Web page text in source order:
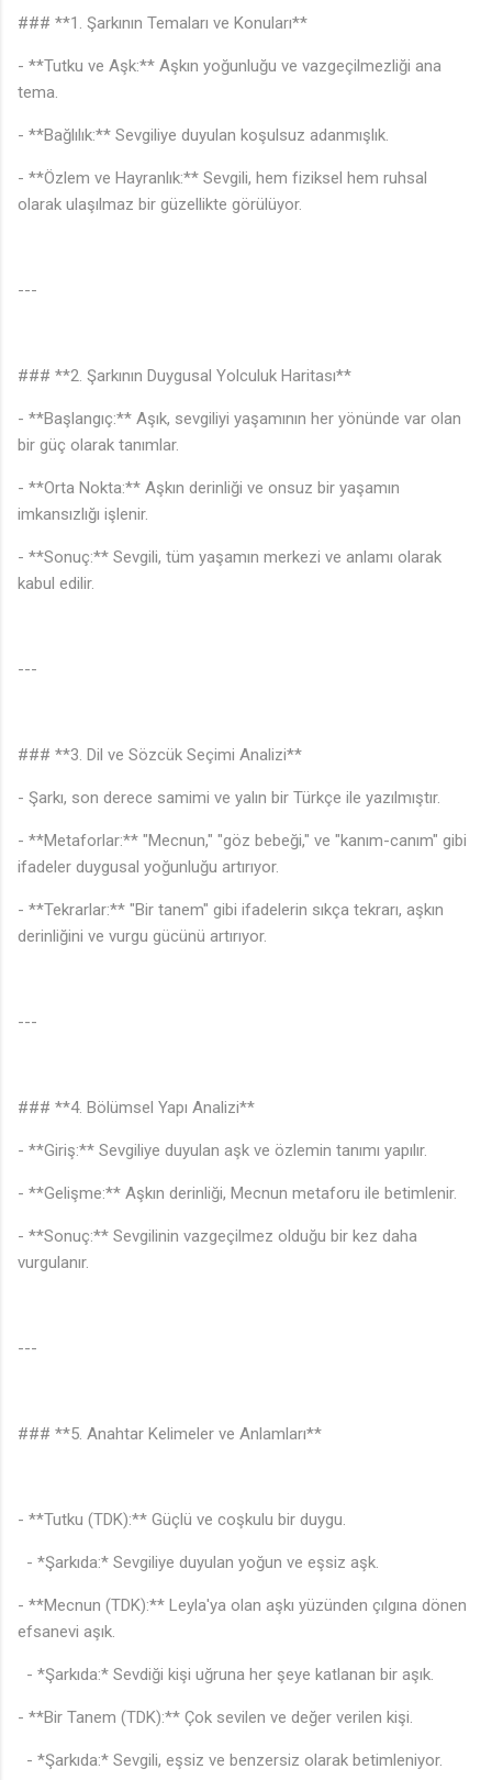
### **1. Şarkının Temaları ve Konuları**
- **Tutku ve Aşk:** Aşkın yoğunluğu ve vazgeçilmezliği ana
tema.
- **Bağlılık:** Sevgiliye duyulan koşulsuz adanmışlık.
- **Özlem ve Hayranlık:** Sevgili, hem fiziksel hem ruhsal
olarak ulaşılmaz bir güzellikte görülüyor.
---
### **2. Şarkının Duygusal Yolculuk Haritası**
- **Başlangıç:** Aşık, sevgiliyi yaşamının her yönünde var olan
bir güç olarak tanımlar.
- **Orta Nokta:** Aşkın derinliği ve onsuz bir yaşamın
imkansızlığı işlenir.
- **Sonuç:** Sevgili, tüm yaşamın merkezi ve anlamı olarak
kabul edilir.
---
### **3. Dil ve Sözcük Seçimi Analizi**
- Şarkı, son derece samimi ve yalın bir Türkçe ile yazılmıştır.
- **Metaforlar:** "Mecnun," "göz bebeği," ve "kanım-canım" gibi
ifadeler duygusal yoğunluğu artırıyor.
- **Tekrarlar:** "Bir tanem" gibi ifadelerin sıkça tekrarı, aşkın
derinliğini ve vurgu gücünü artırıyor.
---
### **4. Bölümsel Yapı Analizi**
- **Giriş:** Sevgiliye duyulan aşk ve özlemin tanımı yapılır.
- **Gelişme:** Aşkın derinliği, Mecnun metaforu ile betimlenir.
- **Sonuç:** Sevgilinin vazgeçilmez olduğu bir kez daha
vurgulanır.
---
### **5. Anahtar Kelimeler ve Anlamları**
- **Tutku (TDK):** Güçlü ve coşkulu bir duygu.
- *Şarkıda:* Sevgiliye duyulan yoğun ve eşsiz aşk.
- **Mecnun (TDK):** Leyla'ya olan aşkı yüzünden çılgına dönen
efsanevi aşık.
- *Şarkıda:* Sevdiği kişi uğruna her şeye katlanan bir aşık.
- **Bir Tanem (TDK):** Çok sevilen ve değer verilen kişi.
- *Şarkıda:* Sevgili, eşsiz ve benzersiz olarak betimleniyor.
🎵